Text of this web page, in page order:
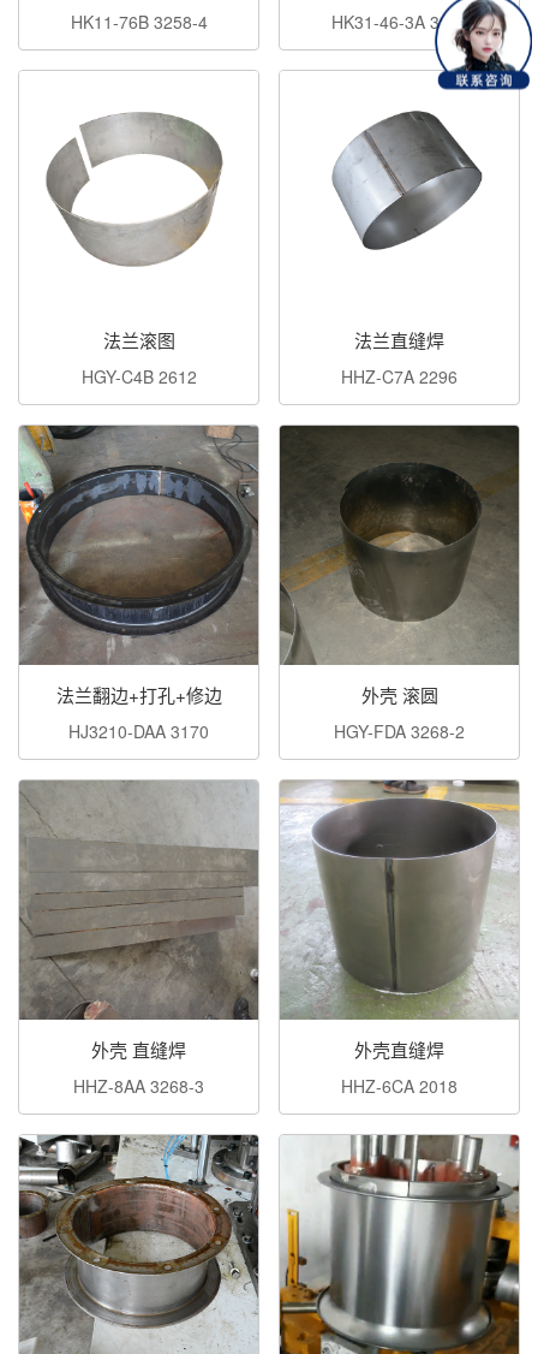
HK11-76B 3258-4 HK31-46-3A 3076
法兰滚图
HGY-C4B 2612
法兰直缝焊
HHZ-C7A 2296
法兰翻边+打孔+修边
HJ3210-DAA 3170
外壳 滚圆
HGY-FDA 3268-2
外壳 直缝焊
HHZ-8AA 3268-3
外壳直缝焊
HHZ-6CA 2018